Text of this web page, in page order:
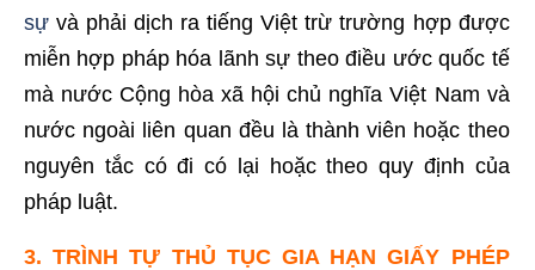
sự và phải dịch ra tiếng Việt trừ trường hợp được
miễn hợp pháp hóa lãnh sự theo điều ước quốc tế
mà nước Cộng hòa xã hội chủ nghĩa Việt Nam và
nước ngoài liên quan đều là thành viên hoặc theo
nguyên tắc có đi có lại hoặc theo quy định của
pháp luật.
3. TRÌNH TỰ THỦ TỤC GIA HẠN GIẤY PHÉP